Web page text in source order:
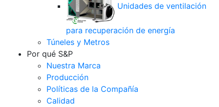
Unidades de ventilación
para recuperación de energía
Túneles y Metros
Por qué S&P
Nuestra Marca
Producción
Políticas de la Compañía
Calidad